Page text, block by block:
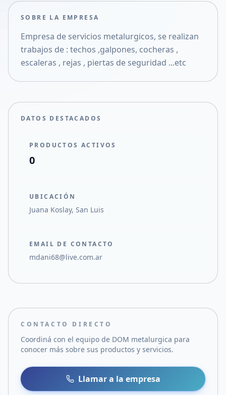
Compartir en X
SOBRE LA EMPRESA
Empresa de servicios metalurgicos, se realizan
trabajos de : techos ,galpones, cocheras ,
escaleras , rejas , piertas de seguridad ...etc
DATOS DESTACADOS
PRODUCTOS ACTIVOS
0
UBICACIÓN
Juana Koslay, San Luis
EMAIL DE CONTACTO
mdani68@live.com.ar
CONTACTO DIRECTO
Coordiná con el equipo de DOM metalurgica para
conocer más sobre sus productos y servicios.
Llamar a la empresa